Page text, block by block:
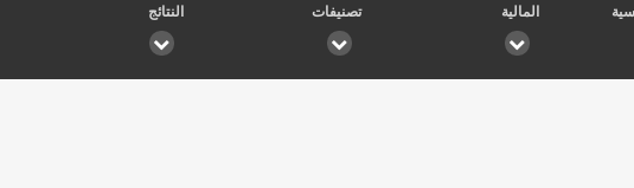
المالية تصنيفات النتائج